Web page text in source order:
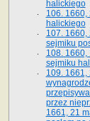
halickiego
106. 1660,
halickiego
107. 1660,
sejmiku
108. 1660,
sejmiku
109. 1661,
przez
1661, 21